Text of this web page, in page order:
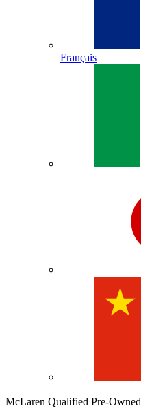
Français
McLaren Qualified Pre-Owned